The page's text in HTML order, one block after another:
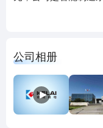
化装备与工业机器人
块。其中智能装备业
系统应用于新能源汽
组以及汽车行车安全
装配、检测、物流等
公司相册